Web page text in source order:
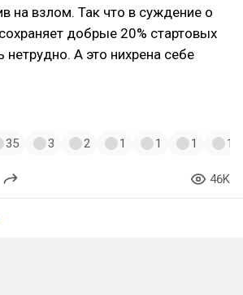
на взлом. Так что в суждение о
добрые 20% стартовых
нетрудно. А это нихрена себе
35 3 2 1 1 1 1
46K